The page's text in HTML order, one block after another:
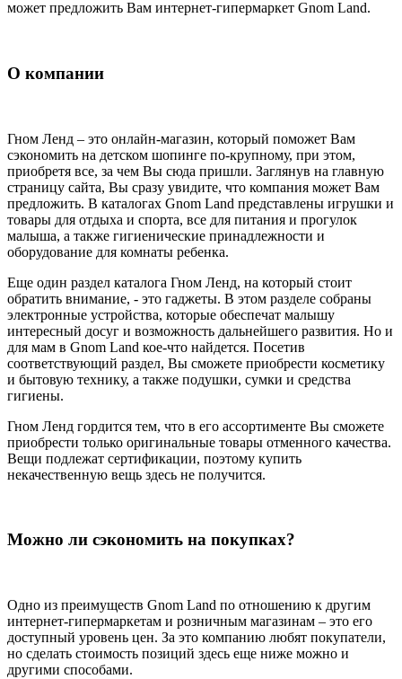
может предложить Вам интернет-гипермаркет Gnom Land.
О компании
Гном Ленд – это онлайн-магазин, который поможет Вам
сэкономить на детском шопинге по-крупному, при этом,
приобретя все, за чем Вы сюда пришли. Заглянув на главную
страницу сайта, Вы сразу увидите, что компания может Вам
предложить. В каталогах Gnom Land представлены игрушки и
товары для отдыха и спорта, все для питания и прогулок
малыша, а также гигиенические принадлежности и
оборудование для комнаты ребенка.
Еще один раздел каталога Гном Ленд, на который стоит
обратить внимание, - это гаджеты. В этом разделе собраны
электронные устройства, которые обеспечат малышу
интересный досуг и возможность дальнейшего развития. Но и
для мам в Gnom Land кое-что найдется. Посетив
соответствующий раздел, Вы сможете приобрести косметику
и бытовую технику, а также подушки, сумки и средства
гигиены.
Гном Ленд гордится тем, что в его ассортименте Вы сможете
приобрести только оригинальные товары отменного качества.
Вещи подлежат сертификации, поэтому купить
некачественную вещь здесь не получится.
Можно ли сэкономить на покупках?
Одно из преимуществ Gnom Land по отношению к другим
интернет-гипермаркетам и розничным магазинам – это его
доступный уровень цен. За это компанию любят покупатели,
но сделать стоимость позиций здесь еще ниже можно и
другими способами.